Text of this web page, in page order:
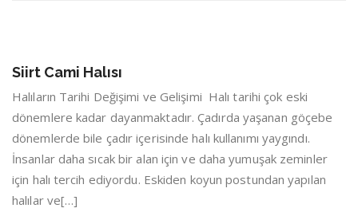
Siirt Cami Halısı
Halıların Tarihi Değişimi ve Gelişimi Halı tarihi çok eski
dönemlere kadar dayanmaktadır. Çadırda yaşanan göçebe
dönemlerde bile çadır içerisinde halı kullanımı yaygındı.
İnsanlar daha sıcak bir alan için ve daha yumuşak zeminler
için halı tercih ediyordu. Eskiden koyun postundan yapılan
halılar ve[…]